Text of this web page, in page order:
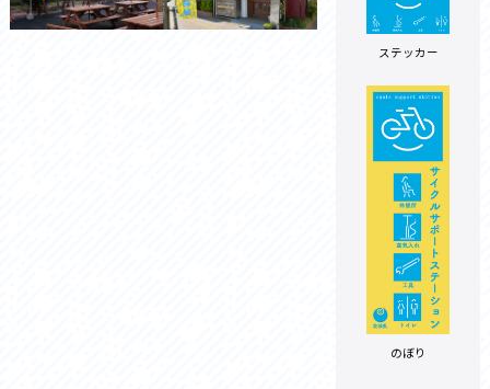
ステッカー
のぼり